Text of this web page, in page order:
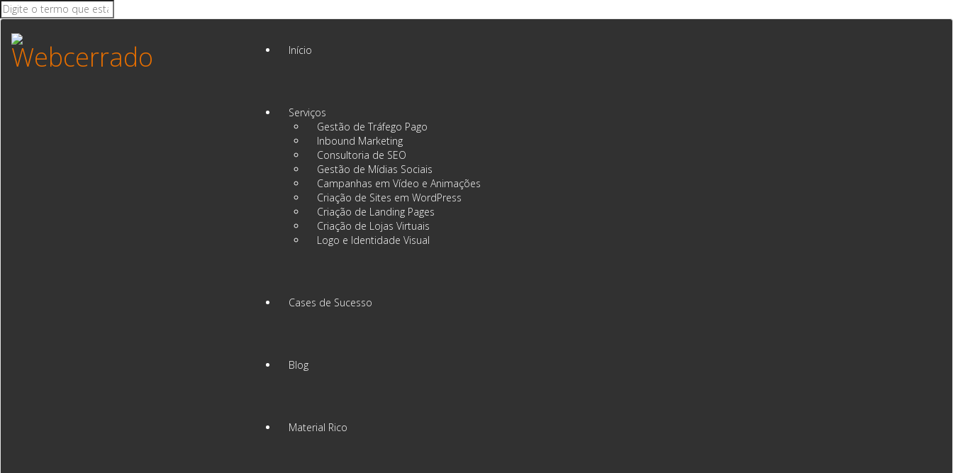
Início
Serviços
Gestão de Tráfego Pago
Inbound Marketing
Consultoria de SEO
Gestão de Mídias Sociais
Campanhas em Vídeo e Animações
Criação de Sites em WordPress
Criação de Landing Pages
Criação de Lojas Virtuais
Logo e Identidade Visual
Cases de Sucesso
Blog
Material Rico